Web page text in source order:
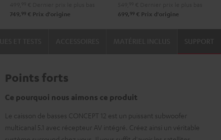
5.1"
749, 99 € Prix d'origine
NoirBlanc
699, 99 € Prix d'origine
SUPPORT
Points forts
Ce pourquoi nous aimons ce produit
Le caisson de basses CONCEPT 12 est un puissant subwoofer
multicanal 5.1 avec récepteur AV intégré. Créez ainsi un véritable